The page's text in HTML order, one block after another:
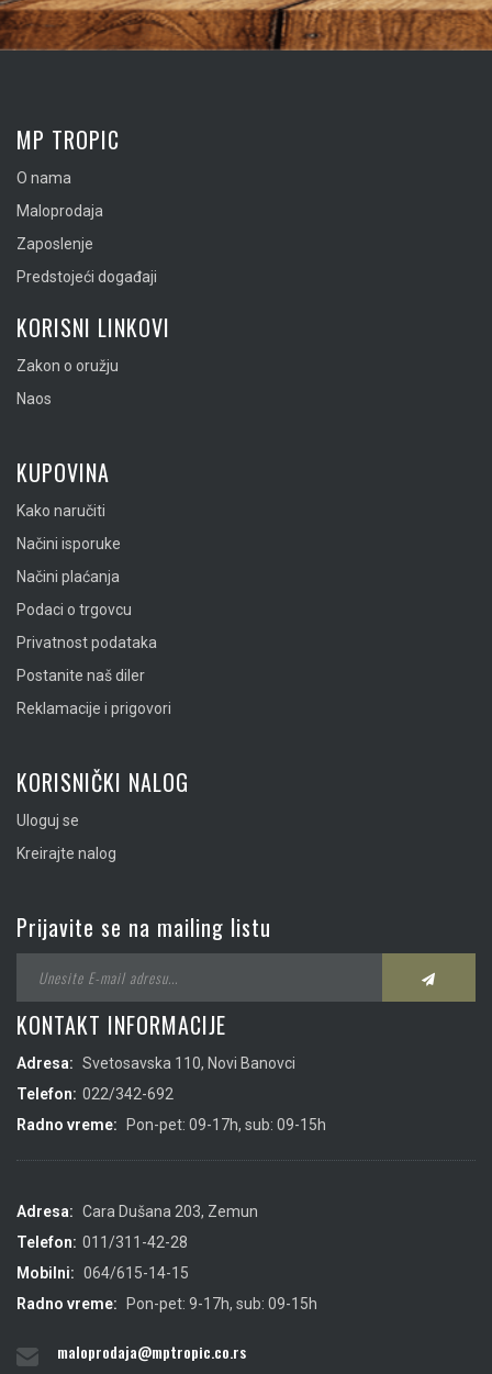
MP TROPIC
O nama
Maloprodaja
Zaposlenje
Predstojeći događaji
KORISNI LINKOVI
Zakon o oružju
Naos
KUPOVINA
Kako naručiti
Načini isporuke
Načini plaćanja
Podaci o trgovcu
Privatnost podataka
Postanite naš diler
Reklamacije i prigovori
KORISNIČKI NALOG
Uloguj se
Kreirajte nalog
Prijavite se na mailing listu
KONTAKT INFORMACIJE
Adresa: Svetosavska 110, Novi Banovci
Telefon: 022/342-692
Radno vreme:
Pon-pet: 09-17h, sub: 09-15h
Adresa: Cara Dušana 203, Zemun
Telefon: 011/311-42-28
Mobilni: 064/615-14-15
Radno vreme:
Pon-pet: 9-17h, sub: 09-15h
maloprodaja@mptropic.co.rs